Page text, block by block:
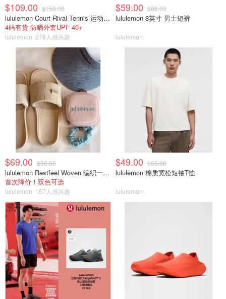
$109.00 $158.00
lululemon Court Rival Tennis 运动夹克 女士
4码有货 防晒外套UPF 40+
lululemon 278人感兴趣
$59.00 $88.00
lululemon 8英寸 男士短裤
lululemon
$69.00 $88.00
lululemon Restfeel Woven 编织一字拖
首次降价！双色可选
lululemon 157人感兴趣
$49.00 $68.00
lululemon 棉质宽松短袖T恤
lululemon